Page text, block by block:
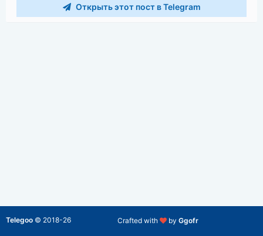
Открыть этот пост в Telegram
Crafted with by Ggofr
Telegoo © 2018-26